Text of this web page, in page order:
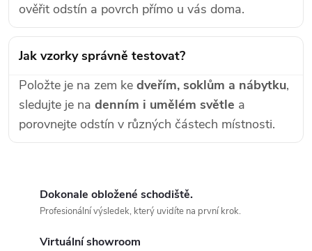
ověřit odstín a povrch přímo u vás doma.
Jak vzorky správně testovat?
Položte je na zem ke dveřím, soklům a nábytku,
sledujte je na denním i umělém světle a
porovnejte odstín v různých částech místnosti.
Dokonale obložené schodiště.
Profesionální výsledek, který uvidíte na první krok.
Virtuální showroom